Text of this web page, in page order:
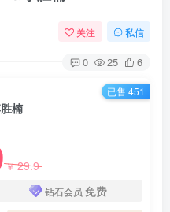
关注 私信
0 25 6
楠
￥29.9
钻石会员 免费
已售 451